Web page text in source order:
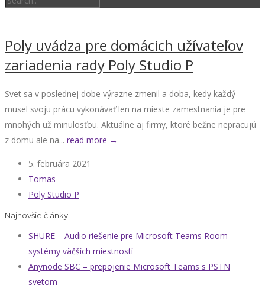
Poly uvádza pre domácich užívateľov
zariadenia rady Poly Studio P
Svet sa v poslednej dobe výrazne zmenil a doba, kedy každý
musel svoju prácu vykonávať len na mieste zamestnania je pre
mnohých už minulosťou. Aktuálne aj firmy, ktoré bežne nepracujú
z domu ale na... read more →
5. februára 2021
Tomas
Poly Studio P
Najnovšie články
SHURE – Audio riešenie pre Microsoft Teams Room
systémy väčších miestností
Anynode SBC – prepojenie Microsoft Teams s PSTN
svetom